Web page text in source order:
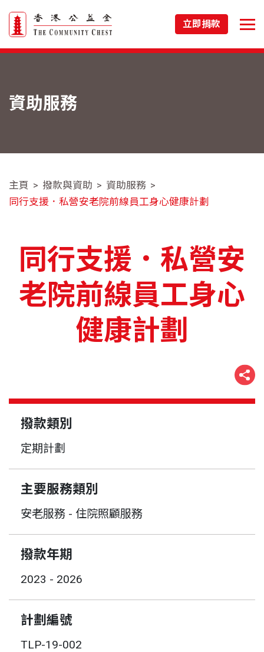
立即捐款
資助服務
主頁 撥款與資助
資助服務
同行支援．私營安老院前線員工身心健康計劃
同行支援．私營安
老院前線員工身心
健康計劃
撥款類別
定期計劃
主要服務類別
安老服務 - 住院照顧服務
撥款年期
2023 - 2026
計劃編號
TLP-19-002